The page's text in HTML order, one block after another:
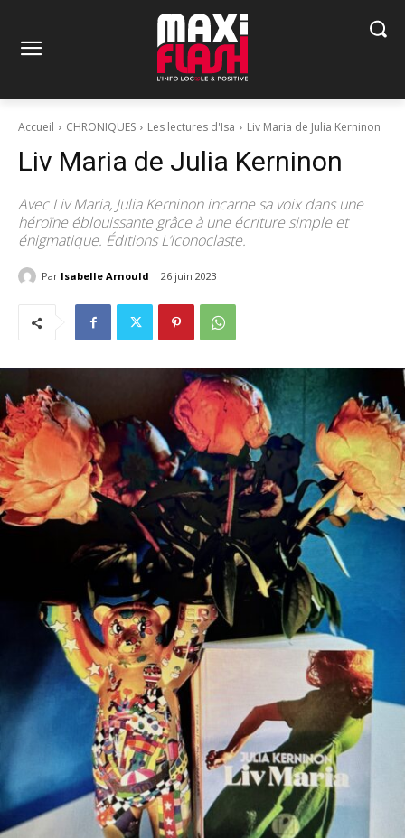
Accueil CHRONIQUES Les lectures d'Isa Liv Maria de Julia Kerninon
Liv Maria de Julia Kerninon
Avec Liv Maria, Julia Kerninon incarne sa voix dans une
héroïne éblouissante grâce à une écriture simple et
énigmatique. Éditions L’Iconoclaste.
Par Isabelle Arnould 26 juin 2023